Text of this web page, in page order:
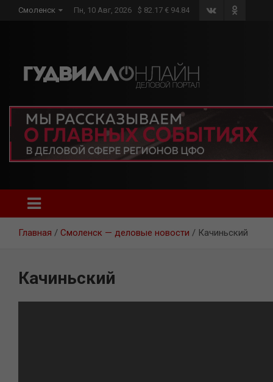
Смоленск Пн, 10 Авг, 2026 $ 82.17 € 94.84
Главная Смоленск — деловые новости Качиньский
Качиньский